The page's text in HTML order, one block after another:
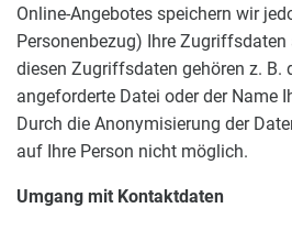
Online-Angebotes speichern wir
Personenbezug) Ihre
diesen Zugriffsdaten gehören z. B.
angeforderte Datei oder der Name
Durch die Anonymisierung der
auf Ihre Person nicht möglich.
Umgang mit Kontaktdaten